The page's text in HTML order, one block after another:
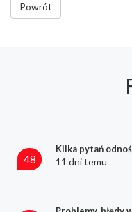
Powrót
48
Kilka pytań
11 dni temu